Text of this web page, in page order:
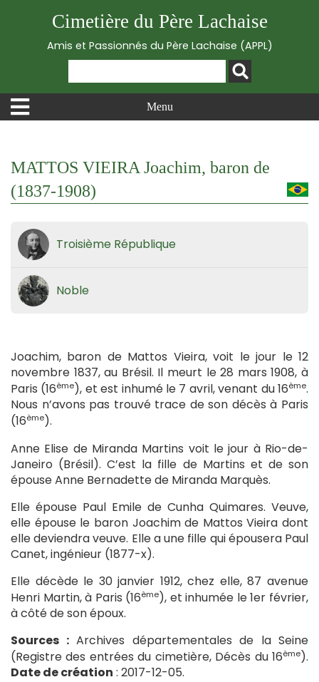
Cimetière du Père Lachaise
Amis et Passionnés du Père Lachaise (APPL)
Menu
MATTOS VIEIRA Joachim, baron de
(1837-1908)
Troisième République
Noble
Joachim, baron de Mattos Vieira, voit le jour le 12
novembre 1837, au Brésil. Il meurt le 28 mars 1908, à
Paris (16ème), et est inhumé le 7 avril, venant du 16ème.
Nous n’avons pas trouvé trace de son décès à Paris
(16ème).
Anne Elise de Miranda Martins voit le jour à Rio-de-
Janeiro (Brésil). C’est la fille de Martins et de son
épouse Anne Bernadette de Miranda Marquès.
Elle épouse Paul Emile de Cunha Quimares. Veuve,
elle épouse le baron Joachim de Mattos Vieira dont
elle deviendra veuve. Elle a une fille qui épousera Paul
Canet, ingénieur (1877-x).
Elle décède le 30 janvier 1912, chez elle, 87 avenue
Henri Martin, à Paris (16ème), et inhumée le 1er février,
à côté de son époux.
Sources :Archives départementales de la Seine
(Registre des entrées du cimetière, Décès du 16ème).
Date de création : 2017-12-05.